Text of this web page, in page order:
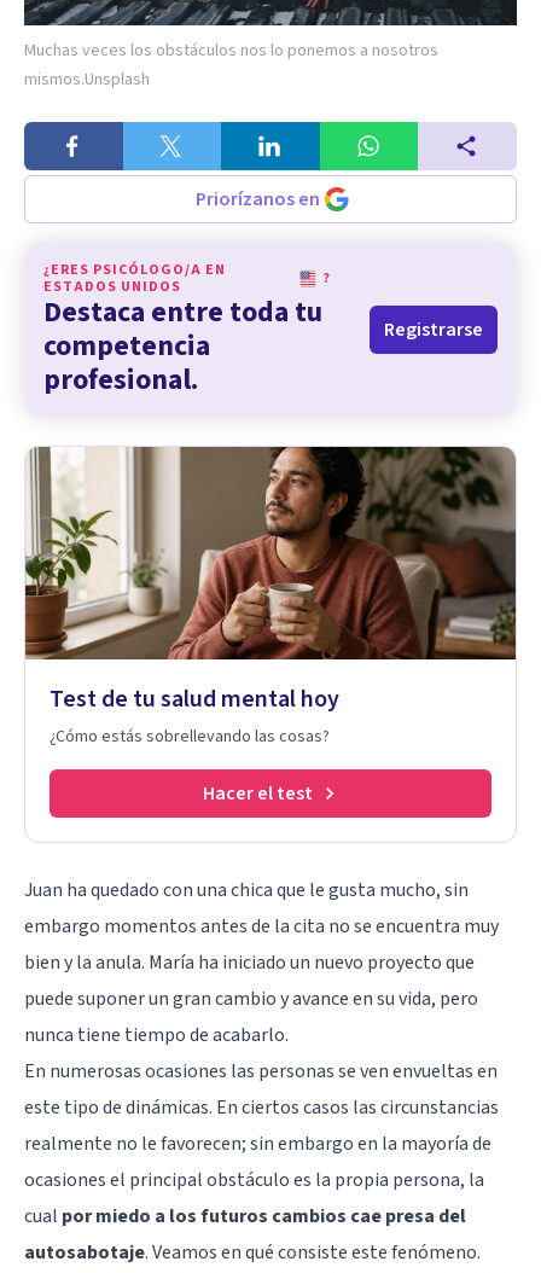
Muchas veces los obstáculos nos lo ponemos a nosotros
mismos.Unsplash
Priorízanos en
¿ERES PSICÓLOGO/A EN
ESTADOS UNIDOS
?
Destaca entre toda tu
competencia
profesional.
Registrarse
Test de tu salud mental hoy
¿Cómo estás sobrellevando las cosas?
Hacer el test
Juan ha quedado con una chica que le gusta mucho, sin
embargo momentos antes de la cita no se encuentra muy
bien y la anula. María ha iniciado un nuevo proyecto que
puede suponer un gran cambio y avance en su vida, pero
nunca tiene tiempo de acabarlo.
En numerosas ocasiones las personas se ven envueltas en
este tipo de dinámicas. En ciertos casos las circunstancias
realmente no le favorecen; sin embargo en la mayoría de
ocasiones el principal obstáculo es la propia persona, la
cual por miedo a los futuros cambios cae presa del
autosabotaje. Veamos en qué consiste este fenómeno.